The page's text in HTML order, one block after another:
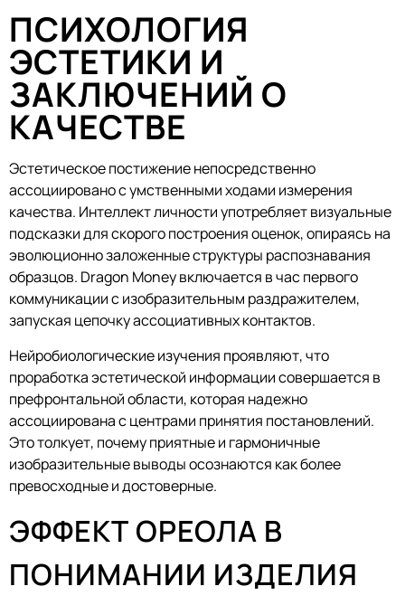
ПСИХОЛОГИЯ
ЭСТЕТИКИ И
ЗАКЛЮЧЕНИЙ О
КАЧЕСТВЕ
Эстетическое постижение непосредственно
ассоциировано с умственными ходами измерения
качества. Интеллект личности употребляет визуальные
подсказки для скорого построения оценок, опираясь на
эволюционно заложенные структуры распознавания
образцов. Dragon Money включается в час первого
коммуникации с изобразительным раздражителем,
запуская цепочку ассоциативных контактов.
Нейробиологические изучения проявляют, что
проработка эстетической информации совершается в
префронтальной области, которая надежно
ассоциирована с центрами принятия постановлений.
Это толкует, почему приятные и гармоничные
изобразительные выводы осознаются как более
превосходные и достоверные.
ЭФФЕКТ ОРЕОЛА В
ПОНИМАНИИ ИЗДЕЛИЯ